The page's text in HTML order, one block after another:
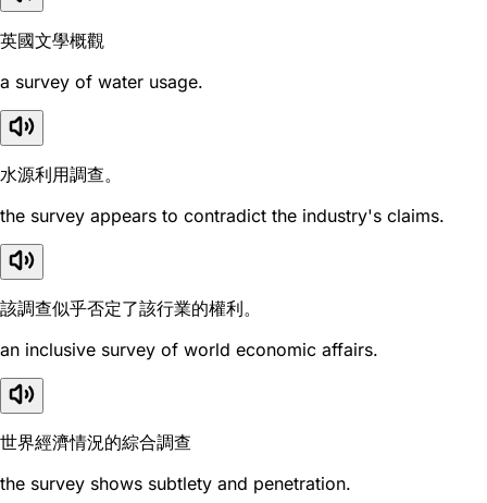
英國文學概觀
a survey of water usage.
水源利用調查。
the survey appears to contradict the industry's claims.
該調查似乎否定了該行業的權利。
an inclusive survey of world economic affairs.
世界經濟情況的綜合調查
the survey shows subtlety and penetration.